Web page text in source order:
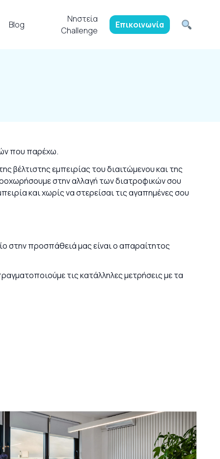
Blog
Νηστεία
Challenge
Επικοινωνία
που παρέχω.
βέλτιστης εμπειρίας του διαιτώμενου και της
στην αλλαγή των διατροφικών σου
και χωρίς να στερείσαι τις αγαπημένες σου
στην προσπάθειά μας είναι ο απαραίτητος
τις κατάλληλες μετρήσεις με τα